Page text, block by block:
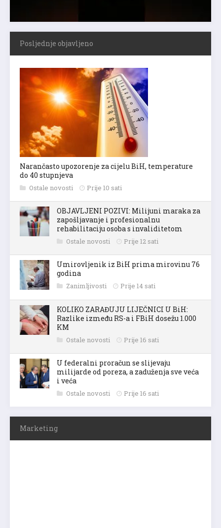
Posljednje objavljeno
Narančasto upozorenje za cijelu BiH, temperature
do 40 stupnjeva
Ostale novosti Prije 10 sati
OBJAVLJENI POZIVI: Milijuni maraka za
zapošljavanje i profesionalnu
rehabilitaciju osoba s invaliditetom
Ostale novosti Prije 12 sati
Umirovljenik iz BiH prima mirovinu 76
godina
Zanimljivosti Prije 14 sati
KOLIKO ZARAĐUJU LIJEČNICI U BiH:
Razlike između RS-a i FBiH dosežu 1.000
KM
Ostale novosti Prije 16 sati
U federalni proračun se slijevaju
milijarde od poreza, a zaduženja sve veća
i veća
Ostale novosti Prije 16 sati
Marketing